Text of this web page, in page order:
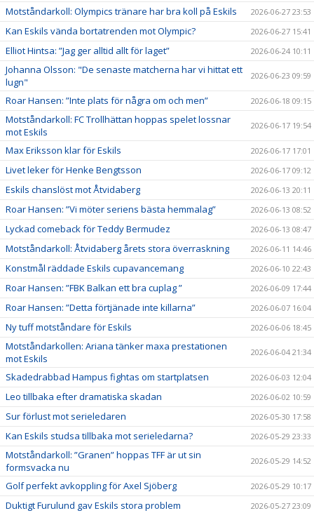
Motståndarkoll: Olympics tränare har bra koll på Eskils 2026-06-27 23:53
Kan Eskils vända bortatrenden mot Olympic? 2026-06-27 15:41
Elliot Hintsa: ”Jag ger alltid allt för laget” 2026-06-24 10:11
Johanna Olsson: "De senaste matcherna har vi hittat ett
lugn"
2026-06-23 09:59
Roar Hansen: ”Inte plats för några om och men” 2026-06-18 09:15
Motståndarkoll: FC Trollhättan hoppas spelet lossnar
mot Eskils
2026-06-17 19:54
Max Eriksson klar för Eskils 2026-06-17 17:01
Livet leker för Henke Bengtsson 2026-06-17 09:12
Eskils chanslöst mot Åtvidaberg 2026-06-13 20:11
Roar Hansen: ”Vi möter seriens bästa hemmalag” 2026-06-13 08:52
Lyckad comeback för Teddy Bermudez 2026-06-13 08:47
Motståndarkoll: Åtvidaberg årets stora överraskning 2026-06-11 14:46
Konstmål räddade Eskils cupavancemang 2026-06-10 22:43
Roar Hansen: ”FBK Balkan ett bra cuplag ” 2026-06-09 17:44
Roar Hansen: ”Detta förtjänade inte killarna” 2026-06-07 16:04
Ny tuff motståndare för Eskils 2026-06-06 18:45
Motståndarkollen: Ariana tänker maxa prestationen
mot Eskils
2026-06-04 21:34
Skadedrabbad Hampus fightas om startplatsen 2026-06-03 12:04
Leo tillbaka efter dramatiska skadan 2026-06-02 10:59
Sur förlust mot serieledaren 2026-05-30 17:58
Kan Eskils studsa tillbaka mot serieledarna? 2026-05-29 23:33
Motståndarkoll: ”Granen” hoppas TFF är ut sin
formsvacka nu
2026-05-29 14:52
Golf perfekt avkoppling för Axel Sjöberg 2026-05-29 10:17
Duktigt Furulund gav Eskils stora problem 2026-05-27 23:09